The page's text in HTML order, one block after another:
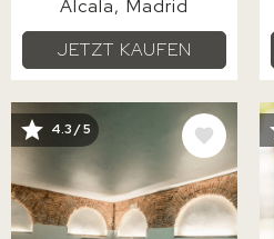
Alcala
Madrid
JETZT KAUFEN
BILD
4.3 / 5